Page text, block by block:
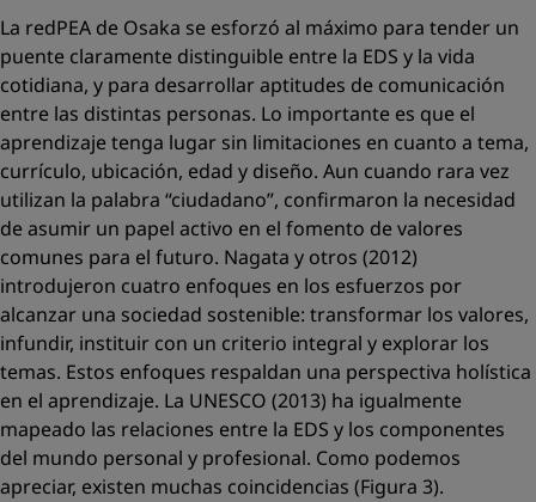
La redPEA de Osaka se esforzó al máximo para tender un
puente claramente distinguible entre la EDS y la vida
cotidiana, y para desarrollar aptitudes de comunicación
entre las distintas personas. Lo importante es que el
aprendizaje tenga lugar sin limitaciones en cuanto a tema,
currículo, ubicación, edad y diseño. Aun cuando rara vez
utilizan la palabra “ciudadano”, conﬁrmaron la necesidad
de asumir un papel activo en el fomento de valores
comunes para el futuro. Nagata y otros (2012)
introdujeron cuatro enfoques en los esfuerzos por
alcanzar una sociedad sostenible: transformar los valores,
infundir, instituir con un criterio integral y explorar los
temas. Estos enfoques respaldan una perspectiva holística
en el aprendizaje. La UNESCO (2013) ha igualmente
mapeado las relaciones entre la EDS y los componentes
del mundo personal y profesional. Como podemos
apreciar, existen muchas coincidencias (Figura 3).